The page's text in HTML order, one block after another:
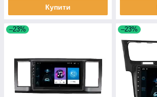
Купити
–23% –23%